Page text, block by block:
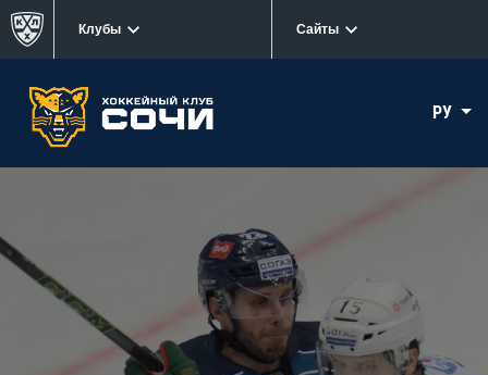
Клубы Сайты
РУ